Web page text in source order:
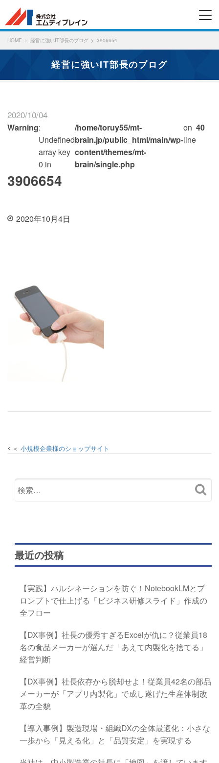
HOME 経営に強いIT部長のブログ 3906654
経営に強いIT部長のブログ
2020/10/04
Warning:
Undefined
array key
0 in
/home/toruy55/mt-
brain.jp/public_html/main/wp-
content/themes/mt-
brain/single.php
on
line
40
3906654
2020年10月4日
小規模企業様のショップサイト
最近の投稿
【実践】ハルシネーションを防ぐ！NotebookLMとプ
ロンプトで仕上げる「ビジネス研修スライド」作成の
全フロー
【DX事例】社長の優秀すぎるExcelが仇に？従業員18
名の食品メーカーが選んだ「あえて内製化を捨てる」
経営判断
【DX事例】社長依存から脱却せよ！従業員42名の部品
メーカーが「アプリ内製化」で成し遂げた生産体制改
革の全貌
【導入事例】製造現場・組織DXの全体最適化：小さな
一歩から「見える化」と「品質安定」を実現する